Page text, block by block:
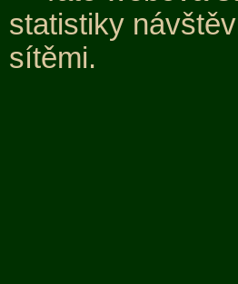
statistiky
sítěmi.